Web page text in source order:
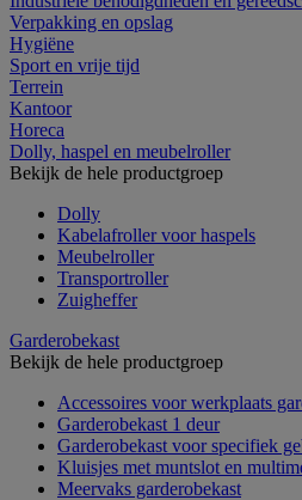
Verpakking en opslag
Hygiëne
Sport en vrije tijd
Terrein
Kantoor
Horeca
Dolly, haspel en meubelroller
Bekijk de hele productgroep
Dolly
Kabelafroller voor haspels
Meubelroller
Transportroller
Zuigheffer
Garderobekast
Bekijk de hele productgroep
Accessoires voor werkplaats
Garderobekast 1 deur
Garderobekast voor specifiek
Kluisjes met muntslot en
Meervaks garderobekast